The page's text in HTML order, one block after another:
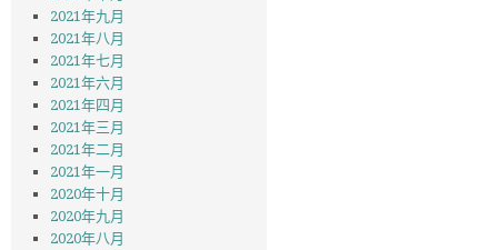
2021年九月
2021年八月
2021年七月
2021年六月
2021年四月
2021年三月
2021年二月
2021年一月
2020年十月
2020年九月
2020年八月